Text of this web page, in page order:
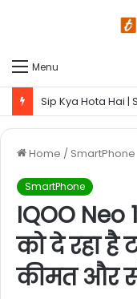
Menu
Home / SmartPhone
SmartPhone
IQOO Neo
को दे रहा है
कीमत और